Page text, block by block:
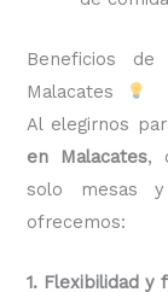
Beneficios
Malacates
Al elegirnos
en Malacates,
solo mesas
ofrecemos:
1. Flexibilidad y